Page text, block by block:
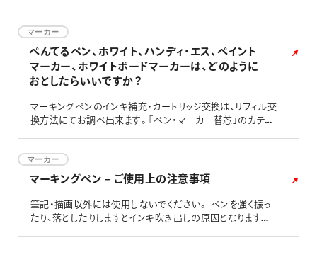
のカテゴリから、それぞれお使い頂いております製品をお探
しください。 ※適合していないカートリッジに交換すると、使
用出来なくなることがございますので、ご注意ください。
マーカー
ぺんてるペン、ホワイト、ハンディ・エス、ペイント
マーカー、ホワイトボードマーカーは、どのように
おとしたらいいですか？
マーキングペンのインキ補充・カートリッジ交換は、リフィル交
換方法にてお調べ出来ます。｢ペン・マーカー替芯」のカテゴ
のカテゴリから、それぞれお使い頂いております製品をお探
しください。 ※適合していないカートリッジに交換すると、使
用出来なくなることがございますので、ご注意ください。
マーカー
マーキングペン – ご使用上の注意事項
筆記・描画以外には使用しないでください。 ペンを強く振っ
たり、落としたりしますとインキ吹き出しの原因となりますの